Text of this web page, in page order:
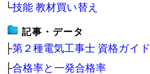
└技能 教材買い替え
記事・データ
├第２種電気工事士 資格ガイド
├合格率と一発合格率